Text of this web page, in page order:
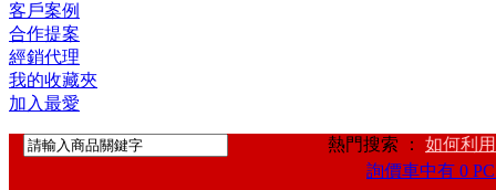
客戶案例
合作提案
經銷代理
我的收藏夾
加入最愛
熱門搜索 ： 如何利
詢價車中有 0